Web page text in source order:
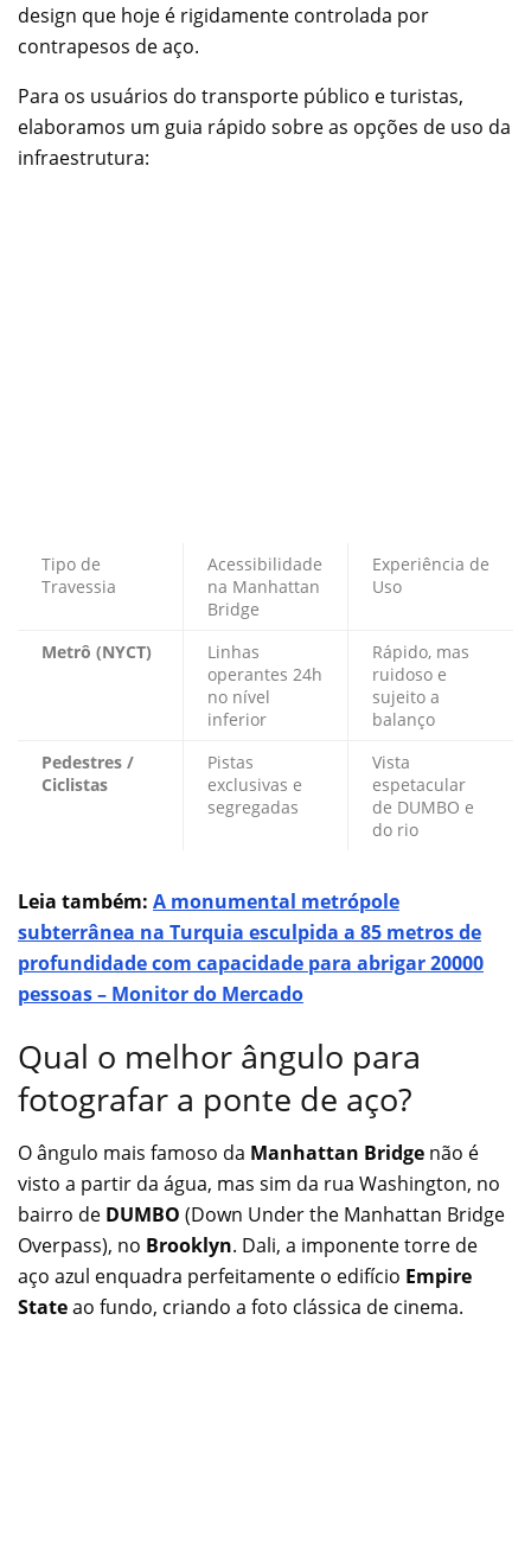
design que hoje é rigidamente controlada por
contrapesos de aço.
Para os usuários do transporte público e turistas,
elaboramos um guia rápido sobre as opções de uso da
infraestrutura:
Tipo de
Travessia
Acessibilidade
na Manhattan
Bridge
Experiência de
Uso
Metrô (NYCT)
Linhas
operantes 24h
no nível
inferior
Rápido, mas
ruidoso e
sujeito a
balanço
Pedestres /
Ciclistas
Pistas
exclusivas e
segregadas
Vista
espetacular
de DUMBO e
do rio
Leia também: A monumental metrópole
subterrânea na Turquia esculpida a 85 metros de
profundidade com capacidade para abrigar 20000
pessoas – Monitor do Mercado
Qual o melhor ângulo para
fotografar a ponte de aço?
O ângulo mais famoso da Manhattan Bridge não é
visto a partir da água, mas sim da rua Washington, no
bairro de DUMBO (Down Under the Manhattan Bridge
Overpass), no Brooklyn. Dali, a imponente torre de
aço azul enquadra perfeitamente o edifício Empire
Stateao fundo, criando a foto clássica de cinema.